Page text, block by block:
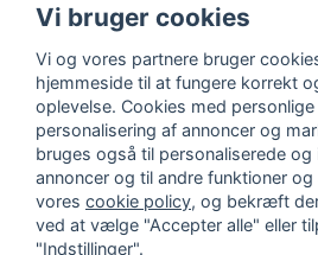
Kampagner og rabatter
Reklamation
Policy chase cars
Returnera
Logga in
Vi bruger cookies
Vi og vores partnere bruger
hjemmeside til at fungere korrekt
oplevelse. Cookies med
personalisering af annoncer og
bruges også til personaliserede
annoncer og til andre funktioner
vores cookie policy, og bekræft
ved at vælge "Accepter alle" eller
"Indstillinger".